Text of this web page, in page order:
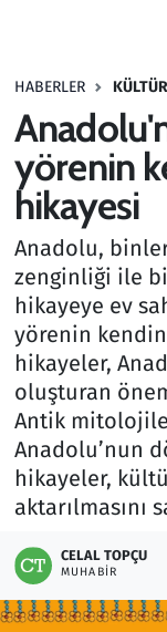
HABERLER
yörenin
hikayesi
Anadolu,
zenginliği ile
hikayeye ev
yörenin
hikayeler,
oluşturan
Antik
Anadolu’nun
hikayeler,
aktarılmasını
CELAL TOPÇU
MUHABIR
Haber
Kültür Sanat
Kurumsal
Lezzet Durağı
Memur ve
Otomobil
Oyun
Ramazan
Resmi İlanlar
Rüya